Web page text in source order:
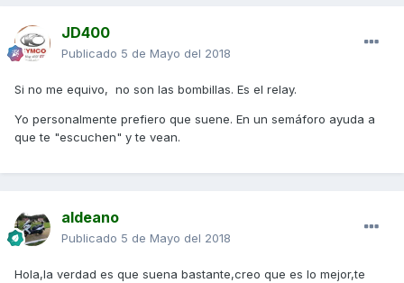
JD400
Publicado 5 de Mayo del 2018
Si no me equivo, no son las bombillas. Es el relay.
Yo personalmente prefiero que suene. En un semáforo ayuda a
que te "escuchen" y te vean.
aldeano
Publicado 5 de Mayo del 2018
Hola,la verdad es que suena bastante,creo que es lo mejor,te